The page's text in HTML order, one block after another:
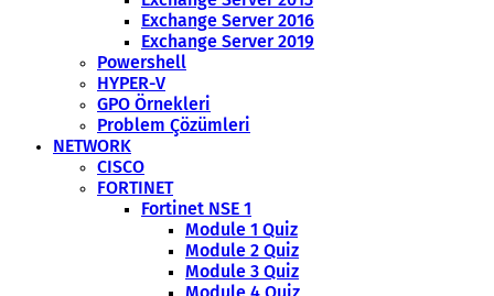
Exchange Server 2016
Exchange Server 2019
Powershell
HYPER-V
GPO Örnekleri
Problem Çözümleri
NETWORK
CISCO
FORTINET
Fortinet NSE 1
Module 1 Quiz
Module 2 Quiz
Module 3 Quiz